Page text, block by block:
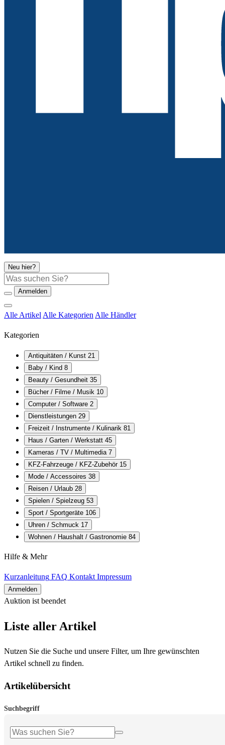
Neu hier?
Suche
Anmelden
Alle Artikel Alle Kategorien Alle Händler
Kategorien
Antiquitäten / Kunst 21
Baby / Kind 8
Beauty / Gesundheit 35
Bücher / Filme / Musik 10
Computer / Software 2
Dienstleistungen 29
Freizeit / Instrumente / Kulinarik 81
Haus / Garten / Werkstatt 45
Kameras / TV / Multimedia 7
KFZ-Fahrzeuge / KFZ-Zubehör 15
Mode / Accessoires 38
Reisen / Urlaub 28
Spielen / Spielzeug 53
Sport / Sportgeräte 106
Uhren / Schmuck 17
Wohnen / Haushalt / Gastronomie 84
Hilfe & Mehr
Kurzanleitung FAQ Kontakt Impressum
Anmelden
Auktion ist beendet
Alle Artikel
Liste aller Artikel
Nutzen Sie die Suche und unsere Filter, um Ihre gewünschten
Artikel schnell zu finden.
Artikelübersicht
Suchbegriff